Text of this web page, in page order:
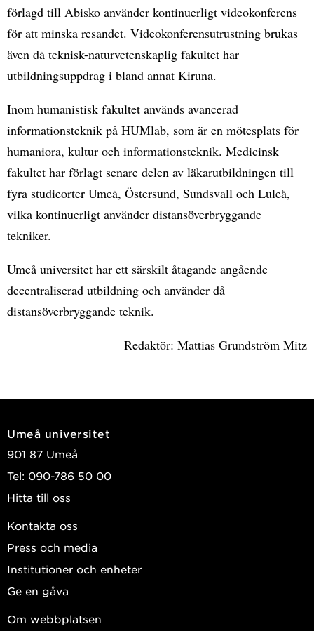
förlagd till Abisko använder kontinuerligt videokonferens
för att minska resandet. Videokonferensutrustning brukas
även då teknisk-naturvetenskaplig fakultet har
utbildningsuppdrag i bland annat Kiruna.
Inom humanistisk fakultet används avancerad
informationsteknik på HUMlab, som är en mötesplats för
humaniora, kultur och informationsteknik. Medicinsk
fakultet har förlagt senare delen av läkarutbildningen till
fyra studieorter Umeå, Östersund, Sundsvall och Luleå,
vilka kontinuerligt använder distansöverbryggande
tekniker.
Umeå universitet har ett särskilt åtagande angående
decentraliserad utbildning och använder då
distansöverbryggande teknik.
Redaktör: Mattias Grundström Mitz
Umeå universitet
901 87 Umeå
Tel: 090-786 50 00
Hitta till oss
Kontakta oss
Press och media
Institutioner och enheter
Ge en gåva
Om webbplatsen